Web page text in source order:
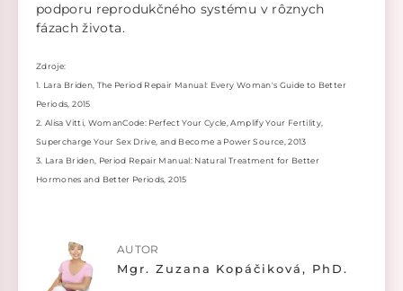
podporu reprodukčného systému v rôznych
fázach života.
Zdroje:
1. Lara Briden, The Period Repair Manual: Every Woman's Guide to Better
Periods, 2015
2. Alisa Vitti, WomanCode: Perfect Your Cycle, Amplify Your Fertility,
Supercharge Your Sex Drive, and Become a Power Source, 2013
3. Lara Briden, Period Repair Manual: Natural Treatment for Better
Hormones and Better Periods, 2015
AUTOR
Mgr. Zuzana Kopáčiková, PhD.